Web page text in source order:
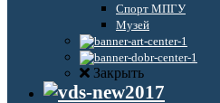
Спорт МПГУ
Музей
Закрыть